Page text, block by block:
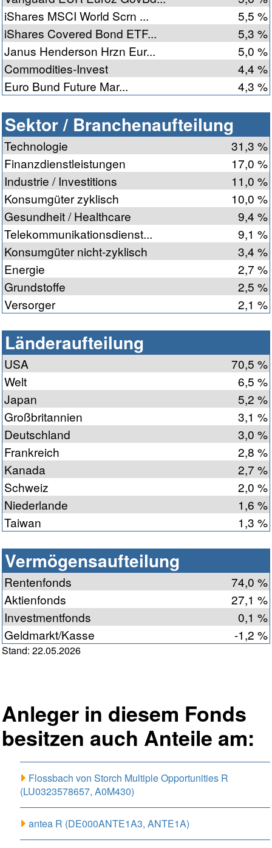
iShares MSCI World Scrn ...
5,5 %
iShares Covered Bond ETF...
5,3 %
Janus Henderson Hrzn Eur...
5,0 %
Commodities-Invest
4,4 %
Euro Bund Future Mar...
4,3 %
Sektor / Branchenaufteilung
Technologie
31,3 %
Finanzdienstleistungen
17,0 %
Industrie / Investitions
11,0 %
Konsumgüter zyklisch
10,0 %
Gesundheit / Healthcare
9,4 %
Telekommunikationsdienst...
9,1 %
Konsumgüter nicht-zyklisch
3,4 %
Energie
2,7 %
Grundstoffe
2,5 %
Versorger
2,1 %
Länderaufteilung
USA
70,5 %
Welt
6,5 %
Japan
5,2 %
Großbritannien
3,1 %
Deutschland
3,0 %
Frankreich
2,8 %
Kanada
2,7 %
Schweiz
2,0 %
Niederlande
1,6 %
Taiwan
1,3 %
Vermögensaufteilung
Rentenfonds
74,0 %
Aktienfonds
27,1 %
Investmentfonds
0,1 %
Geldmarkt/Kasse
-1,2 %
Stand: 22.05.2026
Anleger in diesem Fonds
besitzen auch Anteile am:
Flossbach von Storch Multiple Opportunities R
(LU0323578657, A0M430)
antea R (DE000ANTE1A3, ANTE1A)